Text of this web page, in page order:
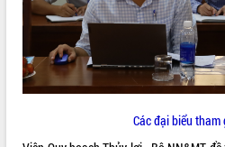
Lễ phát động chuỗi hoạt động chung
tay làm sạch môi trường
Xã Ea Kar bước chuyển mình trong
công tác cải cách hành chính mô hình
mới
Các đại biểu tham